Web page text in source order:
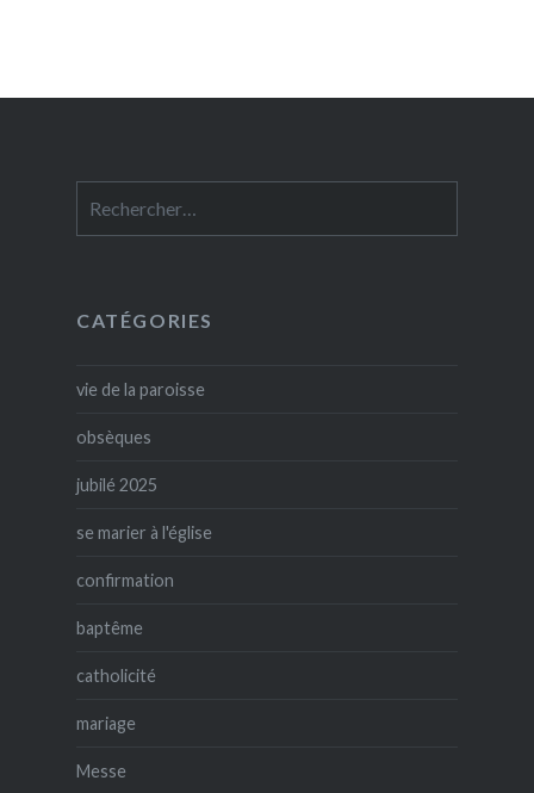
CATÉGORIES
vie de la paroisse
obsèques
jubilé 2025
se marier à l'église
confirmation
baptême
catholicité
mariage
Messe